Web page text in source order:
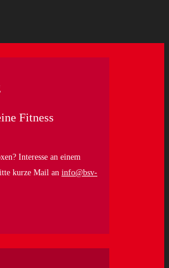
Fitness
Interesse an einem
kurze Mail an info@bsv-